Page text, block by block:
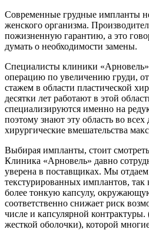
Современные грудные импланты
женского организма.
пожизненную гарантию, а это
думать о необходимости замены.
Специалисты клиники
операцию по увеличению груди,
стажем в области пластической
десятки лет работают в этой
специализируются именно на
поэтому знают эту область во
хирургические вмешательства
Выбирая импланты, стоит
Клиника «Арновель» давно
уверена в поставщиках. Мы
текстурированных имплантов, так
более тонкую капсулу,
соответственно снижает риск
числе и капсулярной контрактуры.
жесткой оболочки), которой